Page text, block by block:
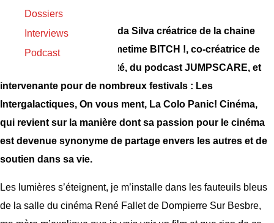
Dossiers
Interviews
Podcast
Aujourd’hui c’est Mylène da Silva créatrice de la chaine
Youtube Welcome To Primetime BITCH !, co-créatrice de
l’association La S’horrorité, du podcast JUMPSCARE, et
intervenante pour de nombreux festivals : Les
Intergalactiques, On vous ment, La Colo Panic! Cinéma,
qui revient sur la manière dont sa passion pour le cinéma
est devenue synonyme de partage envers les autres et de
soutien dans sa vie.
Les lumières s’éteignent, je m’installe dans les fauteuils bleus
de la salle du cinéma René Fallet de Dompierre Sur Besbre,